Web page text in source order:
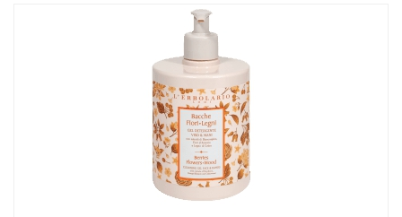
L'erbolario Bacche Fiori Legni Gel Detergente Viso & Mani
500 Ml